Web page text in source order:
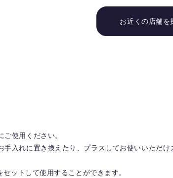
お近くの店舗を
使用ください。
入れに置き換えたり、プラスしてお使いいただけ
ットして使用することができます。